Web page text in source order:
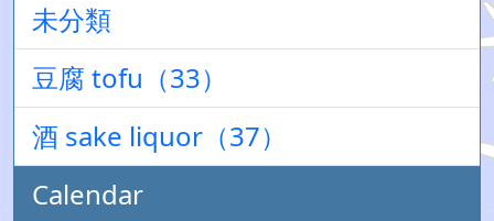
未分類
豆腐 tofu（33）
酒 sake liquor（37）
Calendar